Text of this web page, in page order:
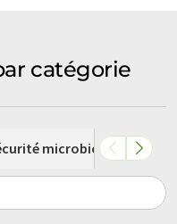
catégorie
microbiologique